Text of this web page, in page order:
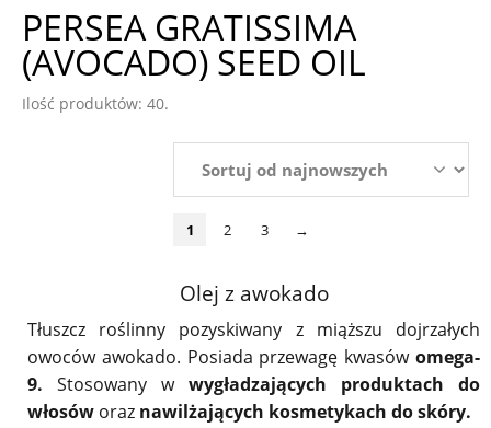
PERSEA GRATISSIMA
(AVOCADO) SEED OIL
Ilość produktów: 40.
1 2 3 →
Olej z awokado
Tłuszcz roślinny pozyskiwany z miąższu dojrzałych
owoców awokado. Posiada przewagę kwasów omega-
9. Stosowany w wygładzających produktach do
włosów oraz nawilżających kosmetykach do skóry.